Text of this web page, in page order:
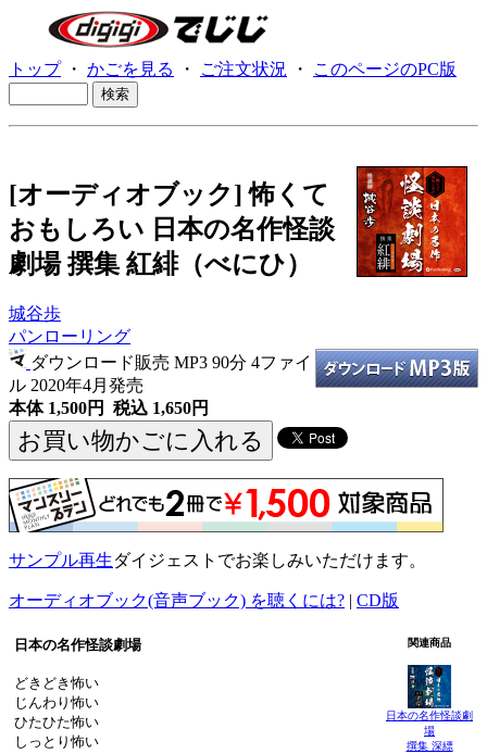
トップ・ かごを見る ・ ご注文状況 ・ このページのPC版
[オーディオブック] 怖くて
おもしろい 日本の名作怪談
劇場 撰集 紅緋（べにひ）
城谷歩
パンローリング
ダウンロード販売 MP3 90分 4ファイ
ル 2020年4月発売
本体 1,500円 税込 1,650円
サンプル再生ダイジェストでお楽しみいただけます。
オーディオブック(音声ブック) を聴くには? | CD版
日本の名作怪談劇場
どきどき怖い
じんわり怖い
ひたひた怖い
しっとり怖い
関連商品
日本の名作怪談劇
場
撰集 深縹